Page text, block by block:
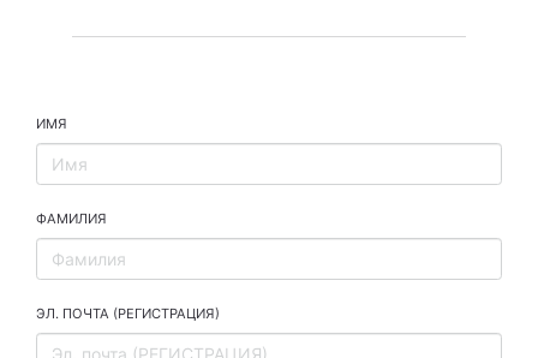
ИМЯ
ФАМИЛИЯ
ЭЛ. ПОЧТА (РЕГИСТРАЦИЯ)